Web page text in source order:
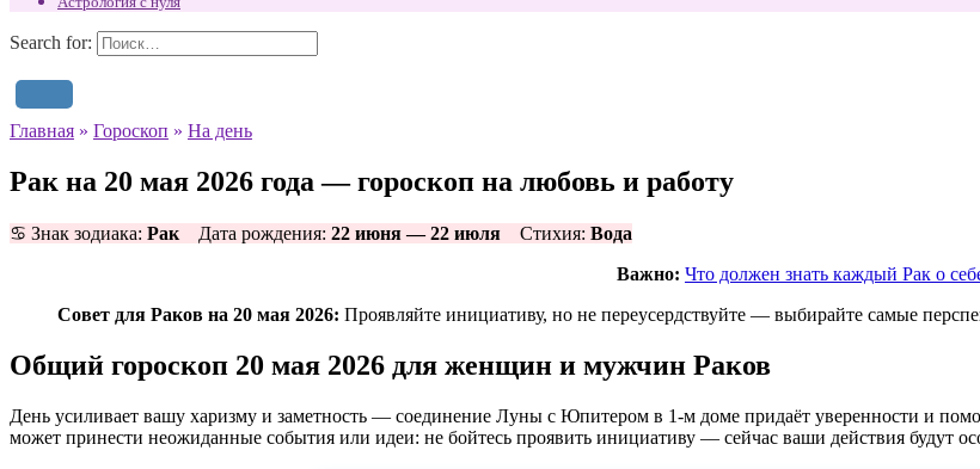
Search for:
Главная » Гороскоп » На день
Рак на 20 мая 2026 года — гороскоп на любовь и работу
♋ Знак зодиака: Рак Дата рождения: 22 июня — 22 июля Стихия: Вода
Важно: Что должен знать каждый Рак о
Совет для Раков на 20 мая 2026: Проявляйте инициативу, но не переусердствуйте — выбирайте самые
Общий гороскоп 20 мая 2026 для женщин и мужчин Раков
День усиливает вашу харизму и заметность — соединение Луны с Юпитером в 1‑м доме придаёт уверенности и
может принести неожиданные события или идеи: не бойтесь проявить инициативу — сейчас ваши действия будут